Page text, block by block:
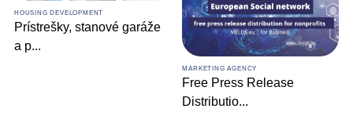
HOUSING DEVELOPMENT
Prístrešky, stanové garáže
a p...
MARKETING AGENCY
Free Press Release
Distributio...